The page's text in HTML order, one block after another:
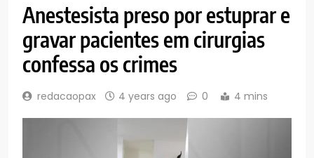
Anestesista preso por estuprar e
gravar pacientes em cirurgias
confessa os crimes
redacaopax 4 years ago 0 4 mins